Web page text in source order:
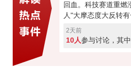
回血。科技赛道重燃
人"大摩态度大反转
最悲观过去，市场焦
购、现金流或将成新
2天前
10人参与讨论，其中